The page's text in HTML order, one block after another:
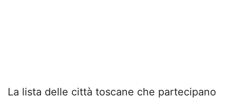
La lista delle città toscane che partecipano